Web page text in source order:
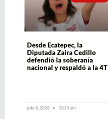
Desde Ecatepec, la
Diputada Zaira Cedillo
defendió la soberanía
nacional y respaldó a la 4T
julio 6, 2026 10:53 am